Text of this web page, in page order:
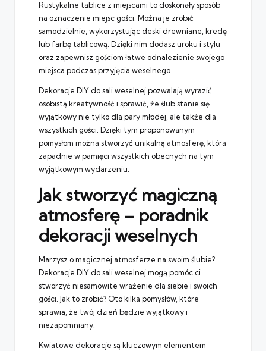
Rustykalne tablice z miejscami to doskonały sposób
na oznaczenie miejsc gości. Można je zrobić
samodzielnie, wykorzystując deski drewniane, kredę
lub farbę tablicową. Dzięki nim dodasz uroku i stylu
oraz zapewnisz gościom łatwe odnalezienie swojego
miejsca podczas przyjęcia weselnego.
Dekoracje DIY do sali weselnej pozwalają wyrazić
osobistą kreatywność i sprawić, że ślub stanie się
wyjątkowy nie tylko dla pary młodej, ale także dla
wszystkich gości. Dzięki tym proponowanym
pomysłom można stworzyć unikalną atmosferę, która
zapadnie w pamięci wszystkich obecnych na tym
wyjątkowym wydarzeniu.
Jak stworzyć magiczną
atmosferę – poradnik
dekoracji weselnych
Marzysz o magicznej atmosferze na swoim ślubie?
Dekoracje DIY do sali weselnej mogą pomóc ci
stworzyć niesamowite wrażenie dla siebie i swoich
gości. Jak to zrobić? Oto kilka pomysłów, które
sprawią, że twój dzień będzie wyjątkowy i
niezapomniany.
Kwiatowe dekoracje są kluczowym elementem